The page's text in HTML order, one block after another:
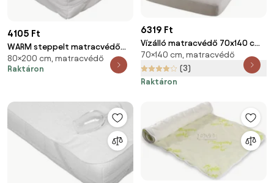
4105 Ft
WARM steppelt matracvédő
80x200 cm
80×200 cm, matracvédő
Raktáron
6319 Ft
Vízálló matracvédő 70x140 cm
– B.E.S.
70×140 cm, matracvédő
(3)
Raktáron